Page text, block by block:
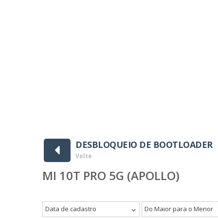
DESBLOQUEIO DE BOOTLOADER
Volte
MI 10T PRO 5G (APOLLO)
Data de cadastro Do Maior para o Menor